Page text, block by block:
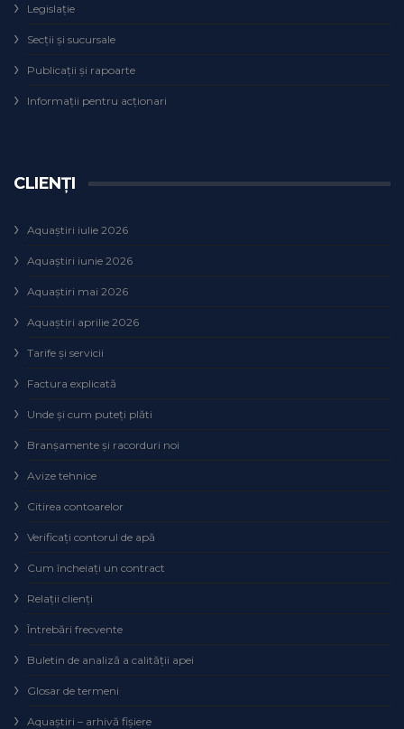
Legislaţie
Secţii şi sucursale
Publicații și rapoarte
Informații pentru acționari
CLIENȚI
Aquaștiri iulie 2026
Aquaștiri iunie 2026
Aquaștiri mai 2026
Aquaștiri aprilie 2026
Tarife și servicii
Factura explicată
Unde și cum puteţi plăti
Branșamente și racorduri noi
Avize tehnice
Citirea contoarelor
Verificaţi contorul de apă
Cum încheiaţi un contract
Relaţii clienţi
Întrebări frecvente
Buletin de analiză a calităţii apei
Glosar de termeni
Aquaștiri – arhivă fișiere